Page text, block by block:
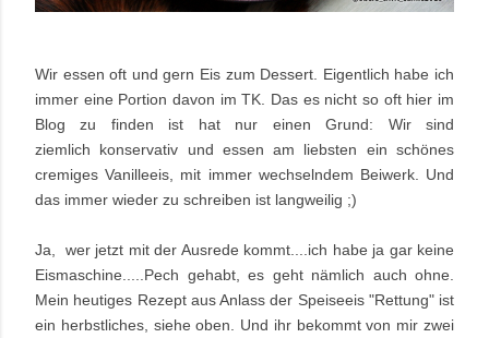
Wir essen oft und gern Eis zum Dessert. Eigentlich habe ich
immer eine Portion davon im TK. Das es nicht so oft hier im
Blog zu finden ist hat nur einen Grund: Wir sind
ziemlich konservativ und essen am liebsten ein schönes
cremiges Vanilleeis, mit immer wechselndem Beiwerk. Und
das immer wieder zu schreiben ist langweilig ;)
Ja, wer jetzt mit der Ausrede kommt....ich habe ja gar keine
Eismaschine.....Pech gehabt, es geht nämlich auch ohne.
Mein heutiges Rezept aus Anlass der Speiseeis "Rettung" ist
ein herbstliches, siehe oben. Und ihr bekommt von mir zwei